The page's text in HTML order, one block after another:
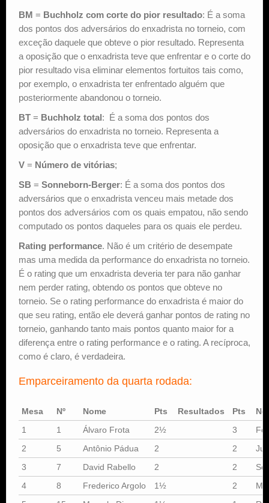
BM = Buchholz com corte do pior resultado: É a soma
dos pontos dos adversários do enxadrista no torneio, com
exceção daquele que obteve o pior resultado. Representa
a oposição que o enxadrista teve que enfrentar e o corte do
pior resultado visa eliminar elementos fortuitos tais como,
por exemplo, o enxadrista ter enfrentado alguém que
posteriormente abandonou o torneio.
BT = Buchholz total: É a soma dos pontos dos
adversários do enxadrista no torneio. Representa a
oposição que o enxadrista teve que enfrentar.
V = Número de vitórias;
SB = Sonneborn-Berger: É a soma dos pontos dos
adversários que o enxadrista venceu mais metade dos
pontos dos adversários com os quais empatou, não sendo
computado os pontos daqueles para os quais ele perdeu.
Rating performance. Não é um critério de desempate
mas uma medida da performance do enxadrista no torneio.
É o rating que um enxadrista deveria ter para não ganhar
nem perder rating, obtendo os pontos que obteve no
torneio. Se o rating performance do enxadrista é maior do
que seu rating, então ele deverá ganhar pontos de rating no
torneio, ganhando tanto mais pontos quanto maior for a
diferença entre o rating performance e o rating. A recíproca,
como é claro, é verdadeira.
Emparceiramento da quarta rodada:
Mesa Nº Nome Pts Resultados Pts
1
1 Álvaro Frota 2½ 3
2
5 Antônio Pádua 2 2
3
7 David Rabello 2 2
4
8 Frederico Argolo 1½ 2